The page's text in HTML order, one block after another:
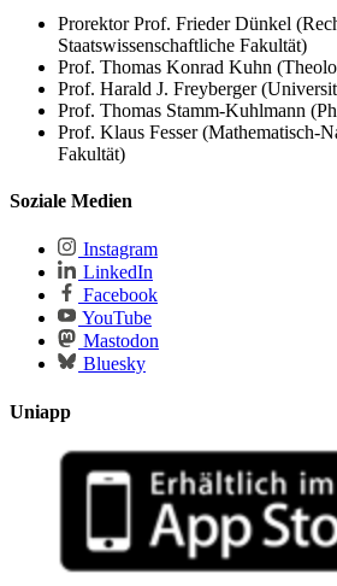
Prorektor Prof. Frieder Dünkel
Staatswissenschaftliche Fakultät)
Prof. Thomas Konrad Kuhn
Prof. Harald J. Freyberger
Prof. Thomas Stamm-Kuhlmann
Prof. Klaus Fesser (Mathematisch-
Fakultät)
Soziale Medien
Instagram
LinkedIn
Facebook
YouTube
Mastodon
Bluesky
Uniapp